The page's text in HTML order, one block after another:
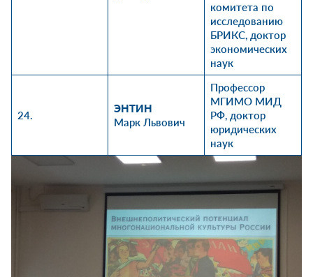
комитета по
исследованию
БРИКС, доктор
экономических
наук
24.
ЭНТИН
Марк Львович
Профессор
МГИМО МИД
РФ, доктор
юридических
наук